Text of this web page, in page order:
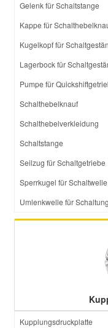
Gelenk für Schaltstange
Kappe für
Kugelkopf für
Lagerbock für
Pumpe für
Schalthebelknauf
Schalthebelverkleidung
Schaltstange
Seilzug für Schaltgetriebe
Sperrkugel für Schaltwelle
Umlenkwelle für Schaltung
Kupplungsdruckplatte